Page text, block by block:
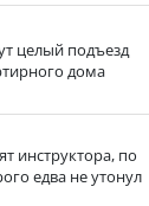
целый подъезд
дома
инструктора, по
едва не утонул